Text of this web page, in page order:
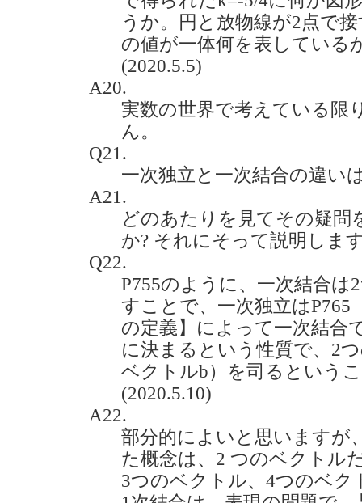
うか。円と放物線が2点で
の値が一体何を表している
(2020.5.5)
A20.
実数の世界で考えている限
ん。
Q21.
一次独立と一次結合の違い
A21.
どのあたりを見てその疑問
か? それにそって説明しま
Q22.
P755のように、一次結合
すことで、一次独立はP765
の定義】によって一次結合
に決まるという性質で、2
ベクトルb）を司るという
(2020.5.10)
A22.
部分的によいと思いますが
た概念は、2 つのベクトル
3つのベクトル、4つのベク